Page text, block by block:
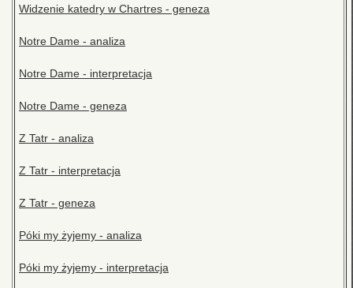
Widzenie katedry w Chartres - geneza
Notre Dame - analiza
Notre Dame - interpretacja
Notre Dame - geneza
Z Tatr - analiza
Z Tatr - interpretacja
Z Tatr - geneza
Póki my żyjemy - analiza
Póki my żyjemy - interpretacja